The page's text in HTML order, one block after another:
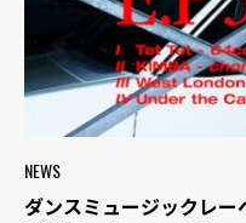
NEWS
ダンスミュージックレ